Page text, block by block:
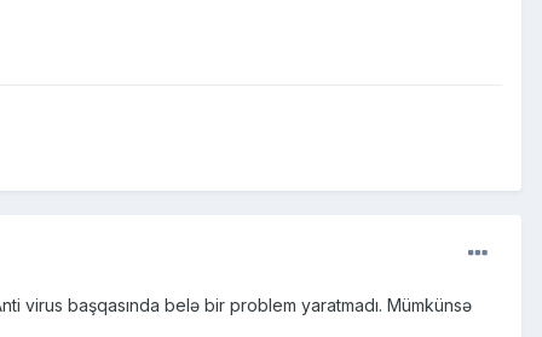
virus başqasında belə bir problem yaratmadı. Mümkünsə